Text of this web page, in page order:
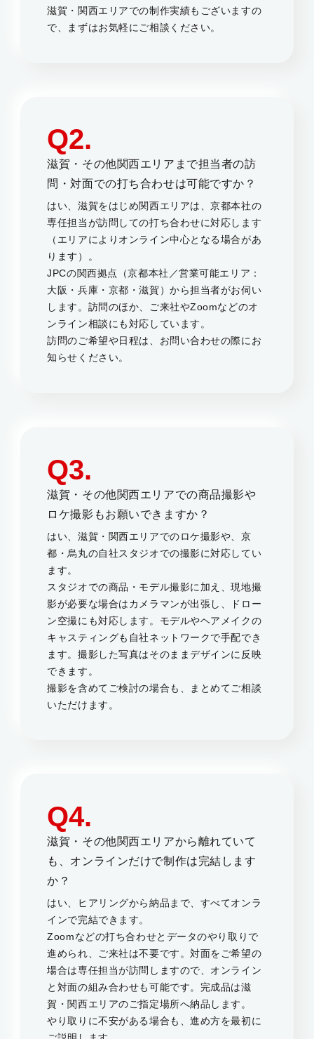
滋賀・関西エリアでの制作実績もございますの
で、まずはお気軽にご相談ください。
Q2.
滋賀・その他関西エリアまで担当者の訪
問・対面での打ち合わせは可能ですか？
はい、滋賀をはじめ関西エリアは、京都本社の
専任担当が訪問しての打ち合わせに対応します
（エリアによりオンライン中心となる場合があ
ります）。
JPCの関西拠点（京都本社／営業可能エリア：
大阪・兵庫・京都・滋賀）から担当者がお伺い
します。訪問のほか、ご来社やZoomなどのオ
ンライン相談にも対応しています。
訪問のご希望や日程は、お問い合わせの際にお
知らせください。
Q3.
滋賀・その他関西エリアでの商品撮影や
ロケ撮影もお願いできますか？
はい、滋賀・関西エリアでのロケ撮影や、京
都・烏丸の自社スタジオでの撮影に対応してい
ます。
スタジオでの商品・モデル撮影に加え、現地撮
影が必要な場合はカメラマンが出張し、ドロー
ン空撮にも対応します。モデルやヘアメイクの
キャスティングも自社ネットワークで手配でき
ます。撮影した写真はそのままデザインに反映
できます。
撮影を含めてご検討の場合も、まとめてご相談
いただけます。
Q4.
滋賀・その他関西エリアから離れていて
も、オンラインだけで制作は完結します
か？
はい、ヒアリングから納品まで、すべてオンラ
インで完結できます。
Zoomなどの打ち合わせとデータのやり取りで
進められ、ご来社は不要です。対面をご希望の
場合は専任担当が訪問しますので、オンライン
と対面の組み合わせも可能です。完成品は滋
賀・関西エリアのご指定場所へ納品します。
やり取りに不安がある場合も、進め方を最初に